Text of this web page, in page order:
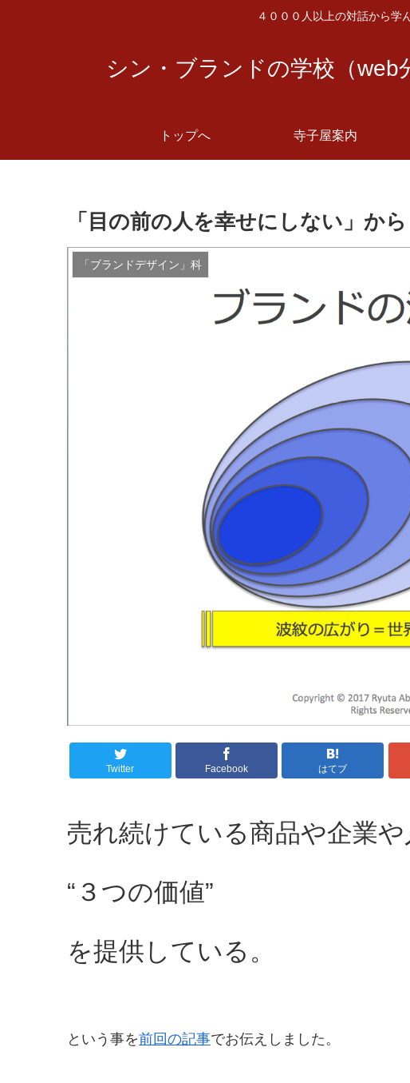
４０００人以上の対話から学
シン・ブランドの学校（
トップへ 寺子屋案内
「目の前の人を幸せにしない」か
「ブランドデザイン」科
Twitter Facebook はてブ
売れ続けている商品や企業や
“３つの価値”
を提供している。
という事を前回の記事でお伝えしました。